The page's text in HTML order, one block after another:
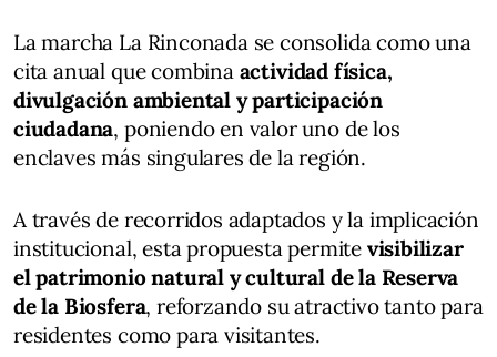
La marcha La Rinconada se consolida como una
cita anual que combina actividad física,
divulgación ambiental y participación
ciudadana, poniendo en valor uno de los
enclaves más singulares de la región.
A través de recorridos adaptados y la implicación
institucional, esta propuesta permite visibilizar
el patrimonio natural y cultural de la Reserva
de la Biosfera, reforzando su atractivo tanto para
residentes como para visitantes.